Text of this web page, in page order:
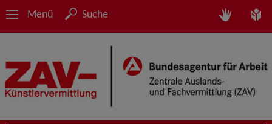
Menü Suche